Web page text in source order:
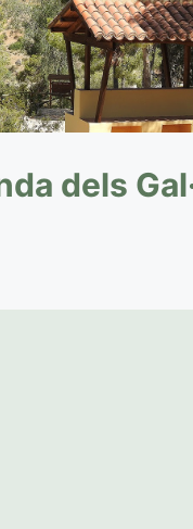
dels